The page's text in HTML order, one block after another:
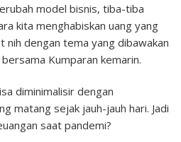
model bisnis, tiba-tiba
kita menghabiskan uang yang
nih dengan tema yang dibawakan
Kumparan kemarin.
diminimalisir dengan
matang sejak jauh-jauh hari. Jadi
saat pandemi?